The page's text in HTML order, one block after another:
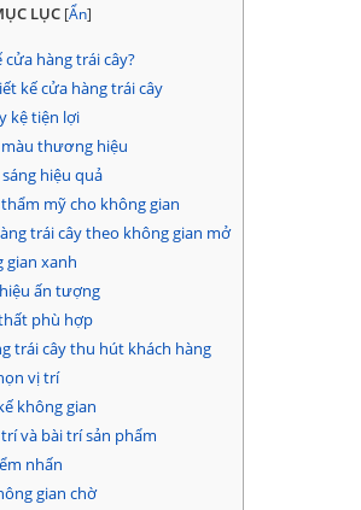
LỤC [Ẩn]
hàng trái cây?
kế cửa hàng trái cây
kệ tiện lợi
thương hiệu
hiệu quả
mỹ cho không gian
trái cây theo không gian mở
xanh
ấn tượng
phù hợp
trái cây thu hút khách hàng
vị trí
không gian
và bài trí sản phẩm
nhấn
gian chờ